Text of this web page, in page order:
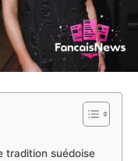
tradition suédoise